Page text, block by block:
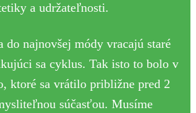
a udržateľnosti.
do najnovšej módy vracajú staré
sa cyklus. Tak isto to bolo v
ktoré sa vrátilo približne pred 2
súčasťou. Musíme